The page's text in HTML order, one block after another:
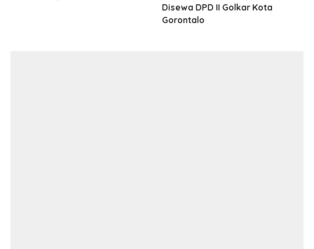
Disewa DPD II Golkar Kota
Gorontalo